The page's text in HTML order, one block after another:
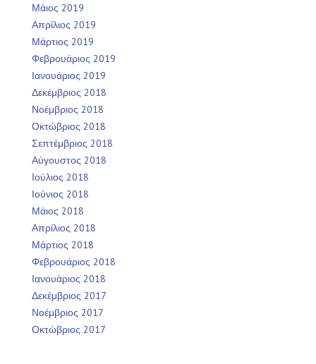
Μάιος 2019
Απρίλιος 2019
Μάρτιος 2019
Φεβρουάριος 2019
Ιανουάριος 2019
Δεκέμβριος 2018
Νοέμβριος 2018
Οκτώβριος 2018
Σεπτέμβριος 2018
Αύγουστος 2018
Ιούλιος 2018
Ιούνιος 2018
Μάιος 2018
Απρίλιος 2018
Μάρτιος 2018
Φεβρουάριος 2018
Ιανουάριος 2018
Δεκέμβριος 2017
Νοέμβριος 2017
Οκτώβριος 2017